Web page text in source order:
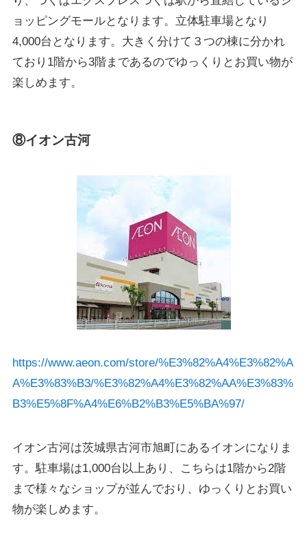
ョッピングモールとなります。立体駐車場となり
4,000台となります。大きく分けて３つの棟に分かれ
ており1階から3階まであるのでゆっくりとお買い物が
楽しめます。
⑧イオン古河
https://www.aeon.com/store/%E3%82%A4%E3%82%A
A%E3%83%B3/%E3%82%A4%E3%82%AA%E3%83%
B3%E5%8F%A4%E6%B2%B3%E5%BA%97/
イオン古河は茨城県古河市旭町にあるイオンになりま
す。駐車場は1,000台以上あり、こちらは1階から2階
まで様々なショップが並んでおり、ゆっくりとお買い
物が楽しめます。